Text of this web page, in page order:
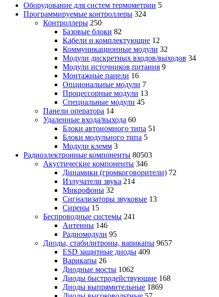
Оборудование для систем термометрии 5
Программируемые контроллеры 324
Контроллеры 250
Базовые блоки 82
Кабели и комплектующие 12
Коммуникационные модули 32
Модули дискретных входов/выходов 34
Модули источников питания 9
Монтажные панели 16
Опциональные модули 7
Процессорные модули 13
Специальные модули 45
Панели оператора 14
Удаленные входа/выхода 60
Блоки автономного типа 51
Блоки модульного типа 5
Модули клемм 3
Радиоэлектронные компоненты 80503
Акустические компоненты 346
Динамики (громкоговорители) 72
Излучатели звука 214
Микрофоны 32
Сигнализаторы звуковые 13
Сирены 15
Беспроводные системы 241
Антенны 146
Радиомодули 95
Диоды, стабилитроны, варикапы 9657
ESD защитные диоды 409
Варикапы 26
Диодные мосты 1062
Диоды быстродействующие 168
Диоды выпрямительные 1869